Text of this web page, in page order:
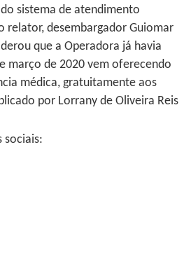
sistema de atendimento
relator, desembargador Guiomar
que a Operadora já havia
março de 2020 vem oferecendo
médica, gratuitamente aos
por Lorrany de Oliveira Reis
sociais: